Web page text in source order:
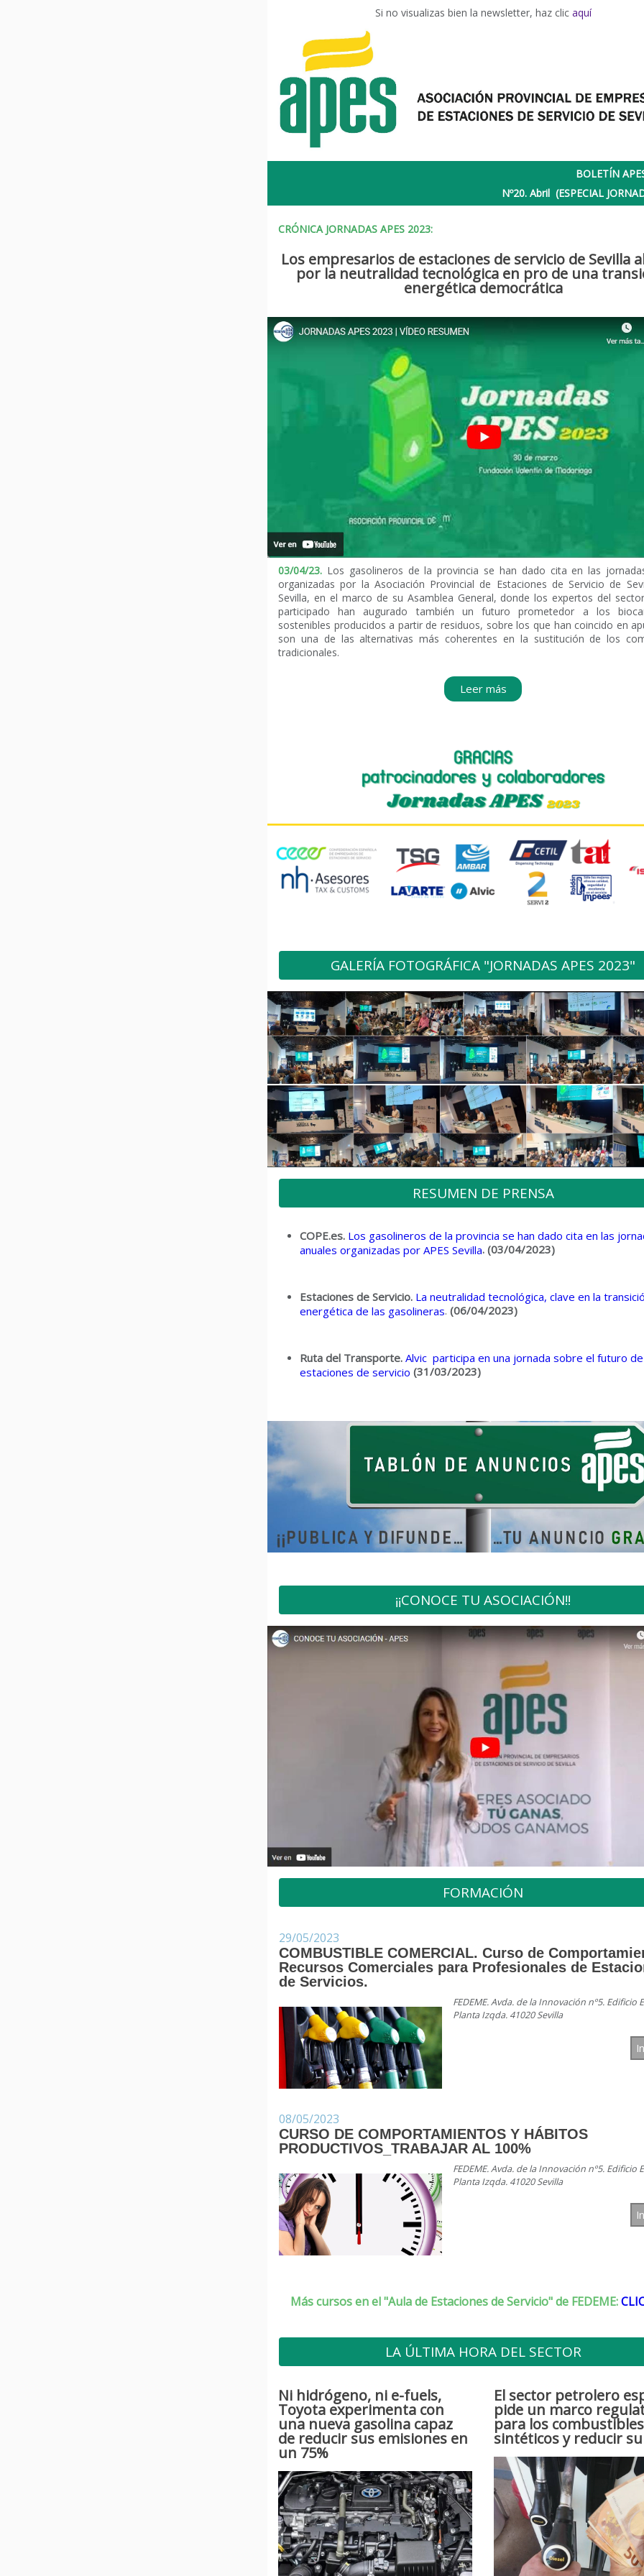
Si no visualizas bien la newsletter, haz clic aquí
BOLETÍN
Nº20. Abril (ESPECIAL
CRÓNICA JORNADAS APES 2023:
Los empresarios de estaciones de servicio de Sevilla
por la neutralidad tecnológica en pro de una
energética democrática
03/04/23. Los gasolineros de la provincia se han dado cita en las
organizadas por la Asociación Provincial de Estaciones de Servicio de
Sevilla, en el marco de su Asamblea General, donde los expertos del
participado han augurado también un futuro prometedor a los
sostenibles producidos a partir de residuos, sobre los que han coincido en
son una de las alternativas más coherentes en la sustitución de los
tradicionales.
Leer más
GALERÍA FOTOGRÁFICA "JORNADAS APES 2023"
RESUMEN DE PRENSA
COPE.es. Los gasolineros de la provincia se han dado cita en las
anuales organizadas por APES Sevilla. (03/04/2023)
Estaciones de Servicio. La neutralidad tecnológica, clave en la
energética de las gasolineras. (06/04/2023)
Ruta del Transporte. Alvic participa en una jornada sobre el futuro
estaciones de servicio (31/03/2023)
¡¡CONOCE TU ASOCIACIÓN!!
FORMACIÓN
29/05/2023
COMBUSTIBLE COMERCIAL. Curso de
Recursos Comerciales para Profesionales de
de Servicios.
FEDEME. Avda. de la Innovación nº5. Edificio
Planta Izqda. 41020 Sevilla
08/05/2023
CURSO DE COMPORTAMIENTOS Y HÁBITOS
PRODUCTIVOS_TRABAJAR AL 100%
FEDEME. Avda. de la Innovación nº5. Edificio
Planta Izqda. 41020 Sevilla
Más cursos en el "Aula de Estaciones de Servicio" de FEDEME:
LA ÚLTIMA HORA DEL SECTOR
Ni hidrógeno, ni e-fuels,
Toyota experimenta con
una nueva gasolina capaz
de reducir sus emisiones en
un 75%
El sector petrolero
pide un marco
para los combustibles
sintéticos y reducir